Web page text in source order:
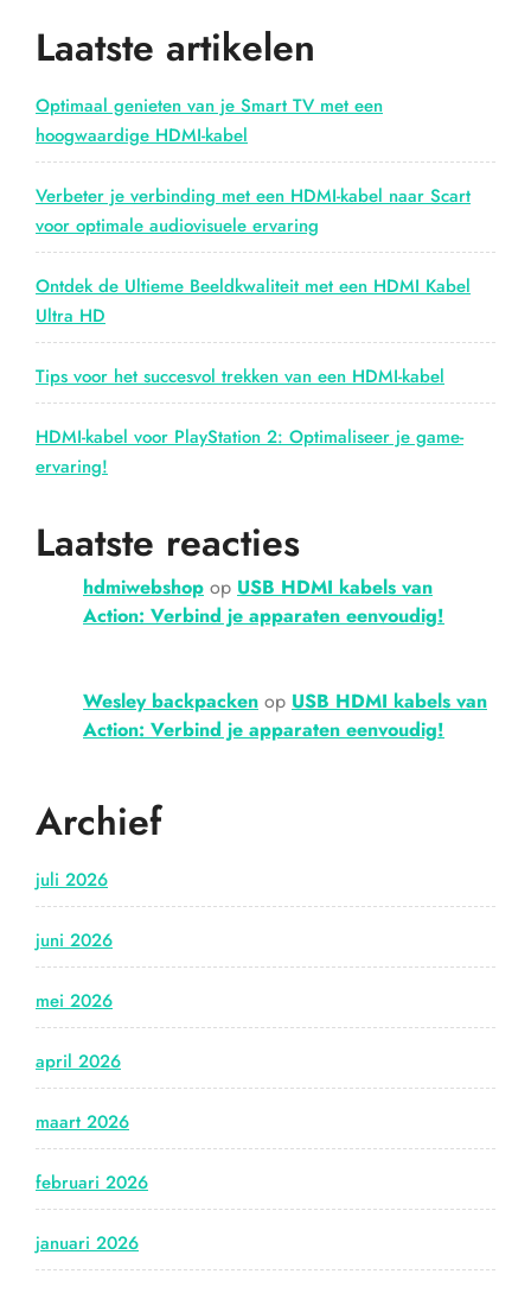
Laatste artikelen
Optimaal genieten van je Smart TV met een
hoogwaardige HDMI-kabel
Verbeter je verbinding met een HDMI-kabel naar Scart
voor optimale audiovisuele ervaring
Ontdek de Ultieme Beeldkwaliteit met een HDMI Kabel
Ultra HD
Tips voor het succesvol trekken van een HDMI-kabel
HDMI-kabel voor PlayStation 2: Optimaliseer je game-
ervaring!
Laatste reacties
hdmiwebshop op USB HDMI kabels van
Action: Verbind je apparaten eenvoudig!
Wesley backpacken op USB HDMI kabels van
Action: Verbind je apparaten eenvoudig!
Archief
juli 2026
juni 2026
mei 2026
april 2026
maart 2026
februari 2026
januari 2026